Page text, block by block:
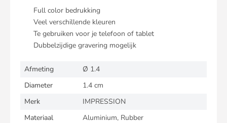
Full color bedrukking
Veel verschillende kleuren
Te gebruiken voor je telefoon of tablet
Dubbelzijdige gravering mogelijk
Afmeting
Ø 1.4
Diameter
1.4 cm
Merk
IMPRESSION
Materiaal
Aluminium, Rubber